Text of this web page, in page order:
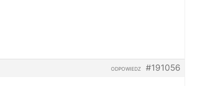
#191056
ODPOWIEDZ